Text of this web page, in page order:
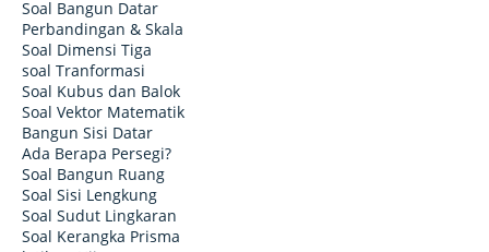
Soal Bangun Datar
Perbandingan & Skala
Soal Dimensi Tiga
soal Tranformasi
Soal Kubus dan Balok
Soal Vektor Matematik
Bangun Sisi Datar
Ada Berapa Persegi?
Soal Bangun Ruang
Soal Sisi Lengkung
Soal Sudut Lingkaran
Soal Kerangka Prisma